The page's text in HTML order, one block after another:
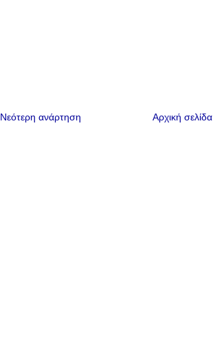
Νεότερη ανάρτηση Αρχική σελίδα